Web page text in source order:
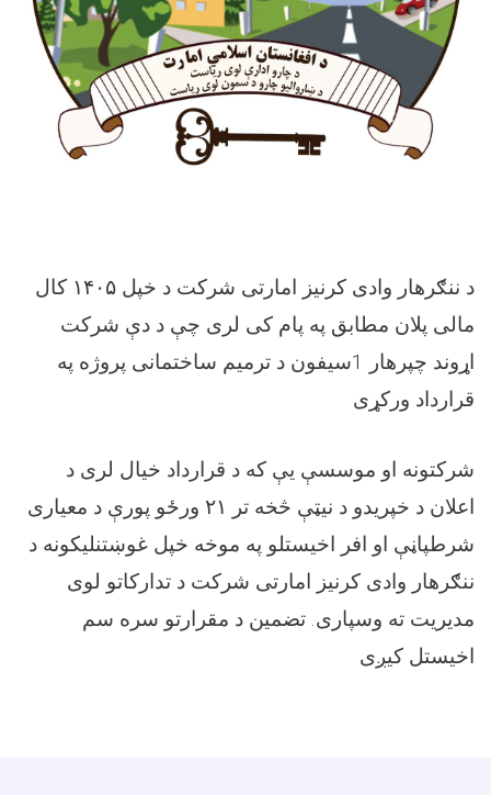
د ننګرهار وادی کرنیز امارتی شرکت د خپل ۱۴۰۵ کال
مالی پلان مطابق په پام کی لری چې د دې شرکت
اړوند چپرهار 1سیفون د ترمیم ساختمانی پروژه په
قرارداد ورکړی
شرکتونه او موسسې یې که د قرارداد خیال لری د
اعلان د خپریدو د نیټې څخه تر ۲۱ ورځو پورې د معیاری
شرطپاڼې او افر اخیستلو په موخه خپل غوښتنلیکونه د
ننګرهار وادی کرنیز امارتی شرکت د تدارکاتو لوی
مدیریت ته وسپاری. تضمین د مقرارتو سره سم
اخیستل کیږی